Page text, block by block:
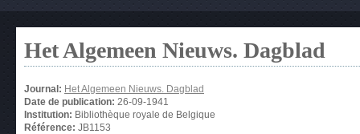
Het Algemeen Nieuws. Dagblad
Journal: Het Algemeen Nieuws. Dagblad
Date de publication: 26-09-1941
Institution: Bibliothèque royale de Belgique
Référence: JB1153